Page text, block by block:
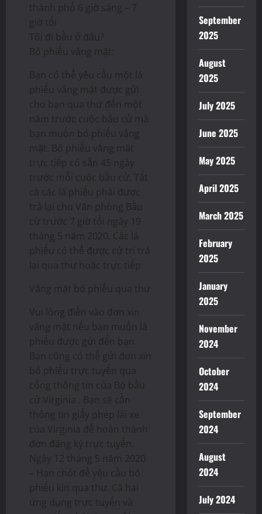
thành phố 6 giờ sáng – 7
giờ tối
Tôi đi bầu ở đâu?
Bỏ phiếu vắng mặt:
Bạn có thể yêu cầu một lá
phiếu vắng mặt được gửi
cho bạn qua thư đến một
năm trước cuộc bầu cử mà
bạn muốn bỏ phiếu vắng
mặt. Bỏ phiếu vắng mặt
trực tiếp có sẵn 45 ngày
trước mỗi cuộc bầu cử. Tất
cả các lá phiếu phải được
trả lại cho Văn phòng Bầu
cử trước 7 giờ tối ngày 19
tháng 5 năm 2020. Các lá
phiếu có thể được cử tri trả
lại qua thư hoặc trực tiếp.
Vắng mặt bỏ phiếu qua thư
Vui lòng điền vào đơn xin
vắng mặt nếu bạn muốn lá
phiếu được gửi đến bạn.
Bạn cũng có thể gửi đơn xin
bỏ phiếu trực tuyến qua
cổng thông tin của Bộ bầu
cử Virginia . Bạn sẽ cần
thông tin giấy phép lái xe
của Virginia để hoàn thành
đơn đăng ký trực tuyến.
Ngày 12 tháng 5 năm 2020
– Hạn chót để yêu cầu bỏ
phiếu kín qua thư. Cả hai
ứng dụng trực tuyến và
September
2025
August
2025
July 2025
June 2025
May 2025
April 2025
March 2025
February
2025
January
2025
November
2024
October
2024
September
2024
August
2024
July 2024